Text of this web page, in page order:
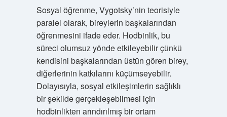
Sosyal öğrenme, Vygotsky’nin teorisiyle
paralel olarak, bireylerin başkalarından
öğrenmesini ifade eder. Hodbinlik, bu
süreci olumsuz yönde etkileyebilir çünkü
kendisini başkalarından üstün gören birey,
diğerlerinin katkılarını küçümseyebilir.
Dolayısıyla, sosyal etkileşimlerin sağlıklı
bir şekilde gerçekleşebilmesi için
hodbinlikten arındırılmış bir ortam